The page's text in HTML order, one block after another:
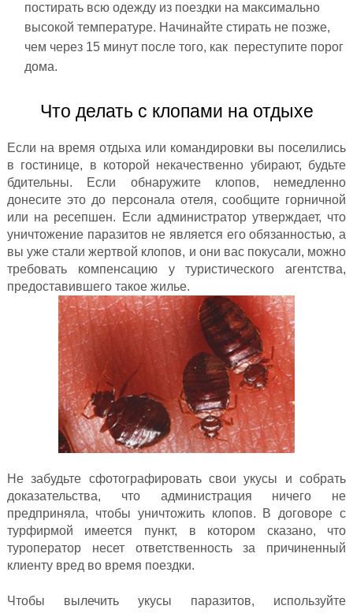
постирать всю одежду из поездки на максимально
высокой температуре. Начинайте стирать не позже,
чем через 15 минут после того, как переступите порог
дома.
Что делать с клопами на отдыхе
Если на время отдыха или командировки вы поселились
в гостинице, в которой некачественно убирают, будьте
бдительны. Если обнаружите клопов, немедленно
донесите это до персонала отеля, сообщите горничной
или на ресепшен. Если администратор утверждает, что
уничтожение паразитов не является его обязанностью, а
вы уже стали жертвой клопов, и они вас покусали, можно
требовать компенсацию у туристического агентства,
предоставившего такое жилье.
Не забудьте сфотографировать свои укусы и собрать
доказательства, что администрация ничего не
предприняла, чтобы уничтожить клопов. В договоре с
турфирмой имеется пункт, в котором сказано, что
туроператор несет ответственность за причиненный
клиенту вред во время поездки.
Чтобы вылечить укусы паразитов, используйте